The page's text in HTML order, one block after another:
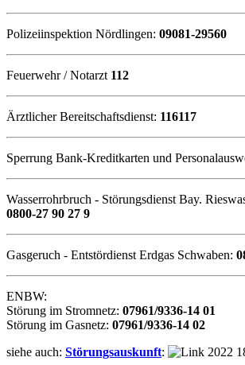
Polizeiinspektion Nördlingen: 09081-29560
Feuerwehr / Notarzt 112
Ärztlicher Bereitschaftsdienst: 116117
Sperrung Bank-Kreditkarten und
Wasserrohrbruch - Störungsdienst Bay.
0800-27 90 27 9
Gasgeruch - Entstördienst Erdgas Schwaben:
ENBW:
Störung im Stromnetz: 07961/9336-14 01
Störung im Gasnetz: 07961/9336-14 02
siehe auch: Störungsauskunft: